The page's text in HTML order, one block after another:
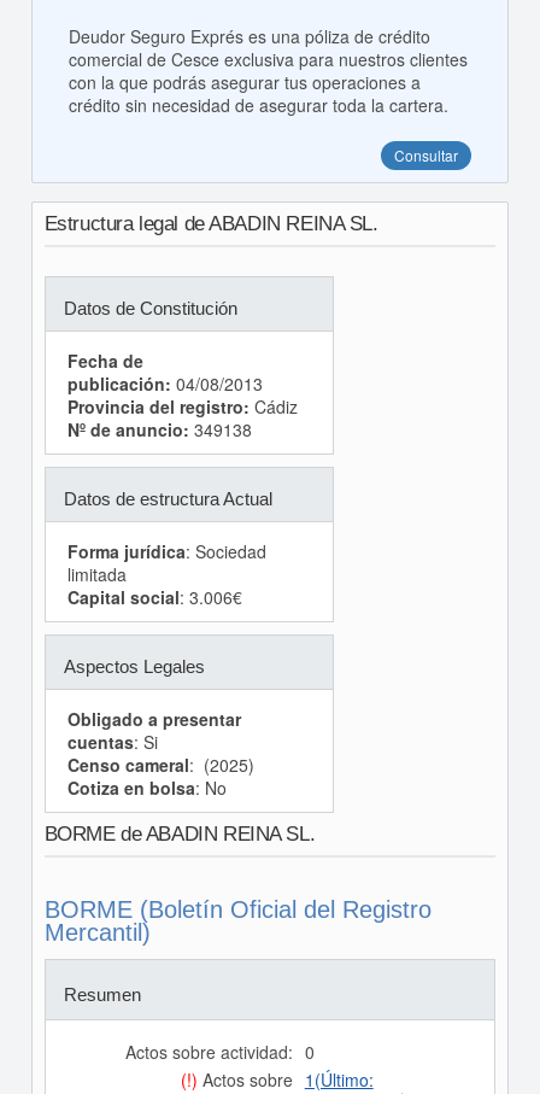
Deudor Seguro Exprés es una póliza de crédito
comercial de Cesce exclusiva para nuestros clientes
con la que podrás asegurar tus operaciones a
crédito sin necesidad de asegurar toda la cartera.
Consultar
Estructura legal de ABADIN REINA SL.
Datos de Constitución
Fecha de
publicación: 04/08/2013
Provincia del registro: Cádiz
Nº de anuncio: 349138
Datos de estructura Actual
Forma jurídica: Sociedad
limitada
Capital social: 3.006€
Aspectos Legales
Obligado a presentar
cuentas: Si
Censo cameral: (2025)
Cotiza en bolsa: No
BORME de ABADIN REINA SL.
BORME (Boletín Oficial del Registro
Mercantil)
Resumen
Actos sobre actividad: 0
(!) Actos sobre 1(Último: